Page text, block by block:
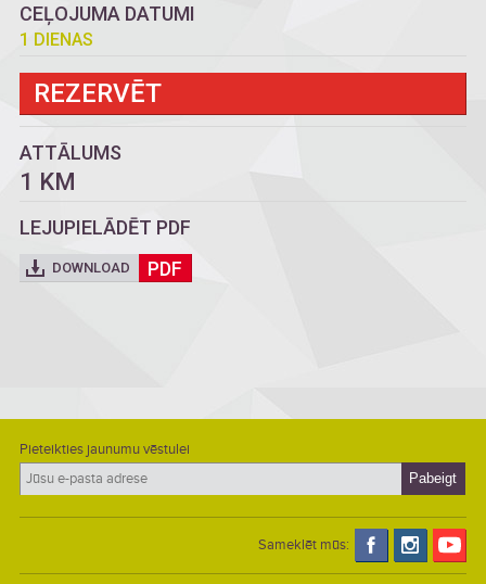
CEĻOJUMA DATUMI
1 DIENAS
REZERVĒT
ATTĀLUMS
1 KM
LEJUPIELĀDĒT PDF
DOWNLOAD PDF
Pieteikties jaunumu vēstulei
Sameklēt mūs: